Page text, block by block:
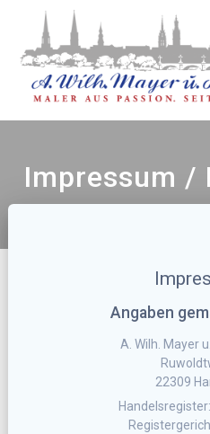
Impressum /
Angaben
A. Wilh. Mayer
22309